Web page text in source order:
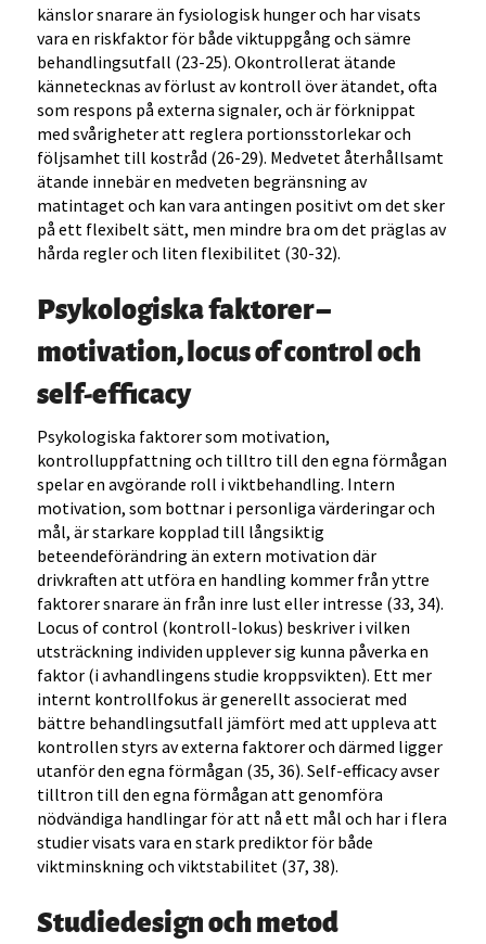
känslor snarare än fysiologisk hunger och har visats
vara en riskfaktor för både viktuppgång och sämre
behandlingsutfall (23-25). Okontrollerat ätande
kännetecknas av förlust av kontroll över ätandet, ofta
som respons på externa signaler, och är förknippat
med svårigheter att reglera portionsstorlekar och
följsamhet till kostråd (26-29). Medvetet återhållsamt
ätande innebär en medveten begränsning av
matintaget och kan vara antingen positivt om det sker
på ett flexibelt sätt, men mindre bra om det präglas av
hårda regler och liten flexibilitet (30-32).
Psykologiska faktorer –
motivation, locus of control och
self-efficacy
Psykologiska faktorer som motivation,
kontrolluppfattning och tilltro till den egna förmågan
spelar en avgörande roll i viktbehandling. Intern
motivation, som bottnar i personliga värderingar och
mål, är starkare kopplad till långsiktig
beteendeförändring än extern motivation där
drivkraften att utföra en handling kommer från yttre
faktorer snarare än från inre lust eller intresse (33, 34).
Locus of control (kontroll-lokus) beskriver i vilken
utsträckning individen upplever sig kunna påverka en
faktor (i avhandlingens studie kroppsvikten). Ett mer
internt kontrollfokus är generellt associerat med
bättre behandlingsutfall jämfört med att uppleva att
kontrollen styrs av externa faktorer och därmed ligger
utanför den egna förmågan (35, 36). Self-efficacy avser
tilltron till den egna förmågan att genomföra
nödvändiga handlingar för att nå ett mål och har i flera
studier visats vara en stark prediktor för både
viktminskning och viktstabilitet (37, 38).
Studiedesign och metod